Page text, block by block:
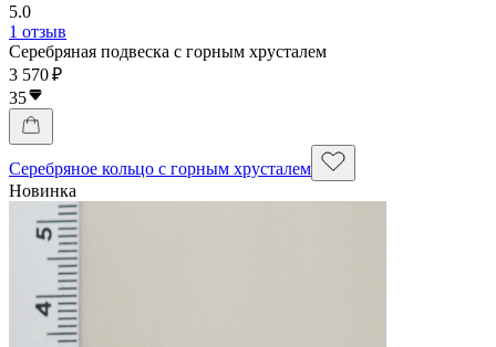
5.0
1 отзыв
Серебряная подвеска с горным хрусталем
3 570 ₽
35
Серебряное кольцо с горным хрусталем
Новинка